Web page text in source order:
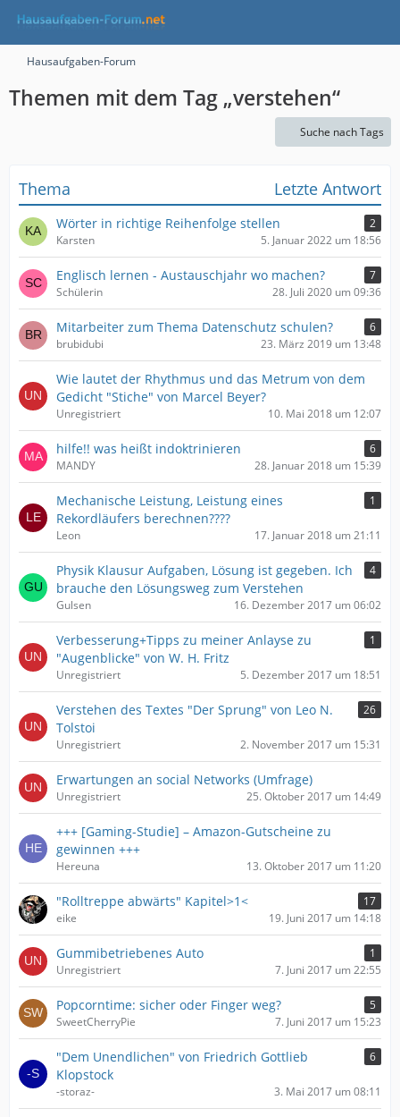
Hausaufgaben-Forum
Themen mit dem Tag „verstehen“
Suche nach Tags
Thema Letzte Antwort
Wörter in richtige Reihenfolge stellen
2
Karsten
5. Januar 2022 um 18:56
Englisch lernen - Austauschjahr wo machen?
7
Schülerin
28. Juli 2020 um 09:36
Mitarbeiter zum Thema Datenschutz schulen?
6
brubidubi
23. März 2019 um 13:48
Wie lautet der Rhythmus und das Metrum von dem
Gedicht "Stiche" von Marcel Beyer?
Unregistriert 10. Mai 2018 um 12:07
hilfe!! was heißt indoktrinieren
6
MANDY
28. Januar 2018 um 15:39
Mechanische Leistung, Leistung eines
Rekordläufers berechnen????
1
Leon 17. Januar 2018 um 21:11
Physik Klausur Aufgaben, Lösung ist gegeben. Ich
brauche den Lösungsweg zum Verstehen
4
Gulsen 16. Dezember 2017 um 06:02
Verbesserung+Tipps zu meiner Anlayse zu
"Augenblicke" von W. H. Fritz
1
Unregistriert 5. Dezember 2017 um 18:51
Verstehen des Textes "Der Sprung" von Leo N.
Tolstoi
26
Unregistriert 2. November 2017 um 15:31
Erwartungen an social Networks (Umfrage)
Unregistriert 25. Oktober 2017 um 14:49
+++ [Gaming-Studie] – Amazon-Gutscheine zu
gewinnen +++
Hereuna 13. Oktober 2017 um 11:20
"Rolltreppe abwärts" Kapitel>1<
17
eike
19. Juni 2017 um 14:18
Gummibetriebenes Auto
1
Unregistriert
7. Juni 2017 um 22:55
Popcorntime: sicher oder Finger weg?
5
SweetCherryPie
7. Juni 2017 um 15:23
"Dem Unendlichen" von Friedrich Gottlieb
Klopstock
6
-storaz- 3. Mai 2017 um 08:11